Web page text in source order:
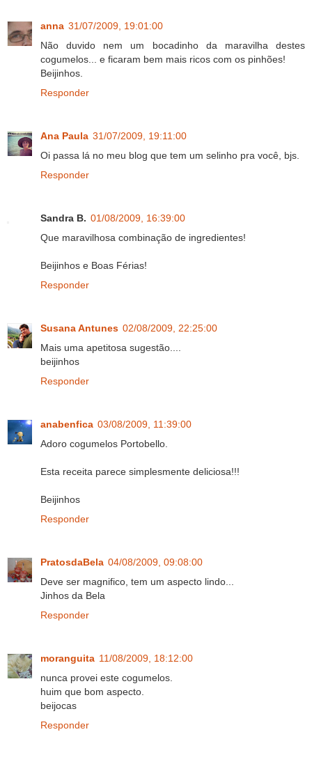
anna 31/07/2009, 19:01:00
Não duvido nem um bocadinho da maravilha destes
cogumelos... e ficaram bem mais ricos com os pinhões!
Beijinhos.
Responder
Ana Paula 31/07/2009, 19:11:00
Oi passa lá no meu blog que tem um selinho pra você, bjs.
Responder
Sandra B. 01/08/2009, 16:39:00
Que maravilhosa combinação de ingredientes!
Beijinhos e Boas Férias!
Responder
Susana Antunes 02/08/2009, 22:25:00
Mais uma apetitosa sugestão....
beijinhos
Responder
anabenfica 03/08/2009, 11:39:00
Adoro cogumelos Portobello.
Esta receita parece simplesmente deliciosa!!!
Beijinhos
Responder
PratosdaBela 04/08/2009, 09:08:00
Deve ser magnifico, tem um aspecto lindo...
Jinhos da Bela
Responder
moranguita 11/08/2009, 18:12:00
nunca provei este cogumelos.
huim que bom aspecto.
beijocas
Responder